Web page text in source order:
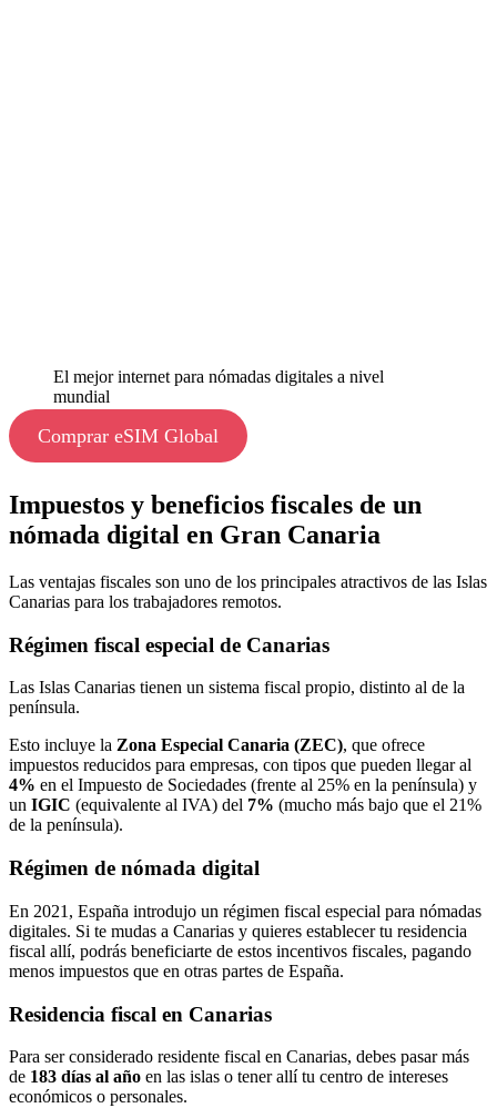
El mejor internet para nómadas digitales a nivel
mundial
Comprar eSIM Global
Impuestos y beneficios fiscales de un
nómada digital en Gran Canaria
Las ventajas fiscales son uno de los principales atractivos de las Islas
Canarias para los trabajadores remotos.
Régimen fiscal especial de Canarias
Las Islas Canarias tienen un sistema fiscal propio, distinto al de la
península.
Esto incluye la Zona Especial Canaria (ZEC), que ofrece
impuestos reducidos para empresas, con tipos que pueden llegar al
4% en el Impuesto de Sociedades (frente al 25% en la península) y
un IGIC (equivalente al IVA) del 7% (mucho más bajo que el 21%
de la península).
Régimen de nómada digital
En 2021, España introdujo un régimen fiscal especial para nómadas
digitales. Si te mudas a Canarias y quieres establecer tu residencia
fiscal allí, podrás beneficiarte de estos incentivos fiscales, pagando
menos impuestos que en otras partes de España.
Residencia fiscal en Canarias
Para ser considerado residente fiscal en Canarias, debes pasar más
de 183 días al año en las islas o tener allí tu centro de intereses
económicos o personales.